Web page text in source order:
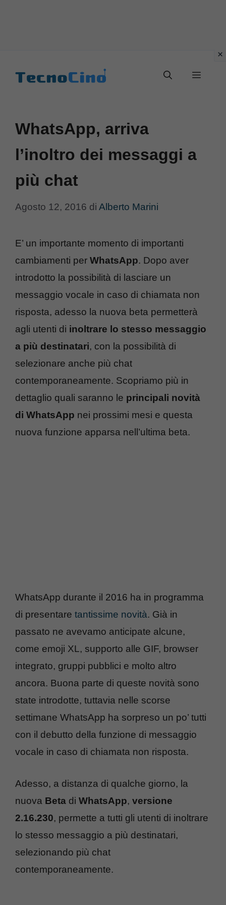
Menu
WhatsApp, arriva
l’inoltro dei messaggi a
più chat
Agosto 12, 2016 di Alberto Marini
E’ un importante momento di importanti
cambiamenti per WhatsApp. Dopo aver
introdotto la possibilità di lasciare un
messaggio vocale in caso di chiamata non
risposta, adesso la nuova beta permetterà
agli utenti di inoltrare lo stesso messaggio
a più destinatari, con la possibilità di
selezionare anche più chat
contemporaneamente. Scopriamo più in
dettaglio quali saranno le principali novità
di WhatsApp nei prossimi mesi e questa
nuova funzione apparsa nell’ultima beta.
WhatsApp durante il 2016 ha in programma
di presentare tantissime novità. Già in
passato ne avevamo anticipate alcune,
come emoji XL, supporto alle GIF, browser
integrato, gruppi pubblici e molto altro
ancora. Buona parte di queste novità sono
state introdotte, tuttavia nelle scorse
settimane WhatsApp ha sorpreso un po’ tutti
con il debutto della funzione di messaggio
vocale in caso di chiamata non risposta.
Adesso, a distanza di qualche giorno, la
nuova Beta di WhatsApp, versione
2.16.230, permette a tutti gli utenti di inoltrare
lo stesso messaggio a più destinatari,
selezionando più chat
contemporaneamente.